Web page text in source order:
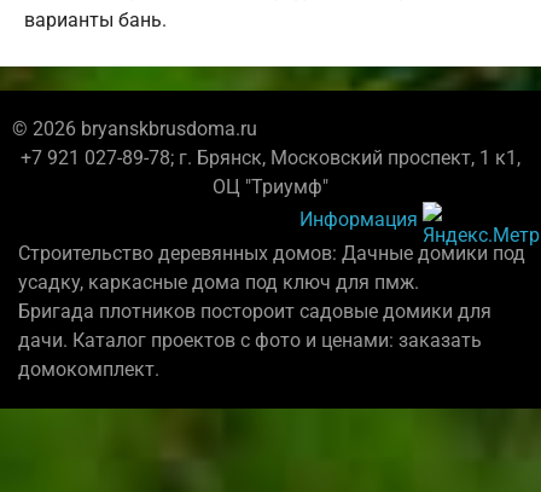
варианты бань.
© 2026 bryanskbrusdoma.ru
+7 921 027-89-78; г. Брянск, Московский проспект, 1 к1,
ОЦ "Триумф"
Информация
Строительство деревянных домов: Дачные домики под
усадку, каркасные дома под ключ для пмж.
Бригада плотников постороит садовые домики для
дачи. Каталог проектов с фото и ценами: заказать
домокомплект.